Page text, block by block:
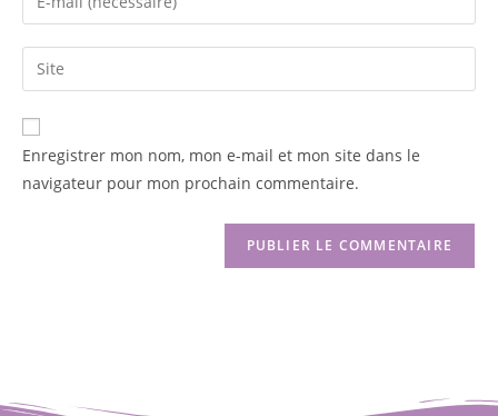
Enregistrer mon nom, mon e-mail et mon site dans le
navigateur pour mon prochain commentaire.